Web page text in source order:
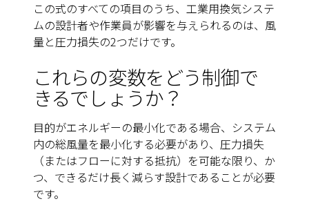
この式のすべての項目のうち、工業用換気システ
ムの設計者や作業員が影響を与えられるのは、風
量と圧力損失の2つだけです。
これらの変数をどう制御で
きるでしょうか？
目的がエネルギーの最小化である場合、システム
内の総風量を最小化する必要があり、圧力損失
（またはフローに対する抵抗）を可能な限り、か
つ、できるだけ長く減らす設計であることが必要
です。